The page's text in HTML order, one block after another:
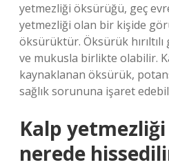
yetmezliği öksürüğü, geç
yetmezliği olan bir kişide
öksürüktür. Öksürük
ve mukusla birlikte olabilir.
kaynaklanan öksürük,
sağlık sorununa işaret
Kalp yetmezliği
nerede